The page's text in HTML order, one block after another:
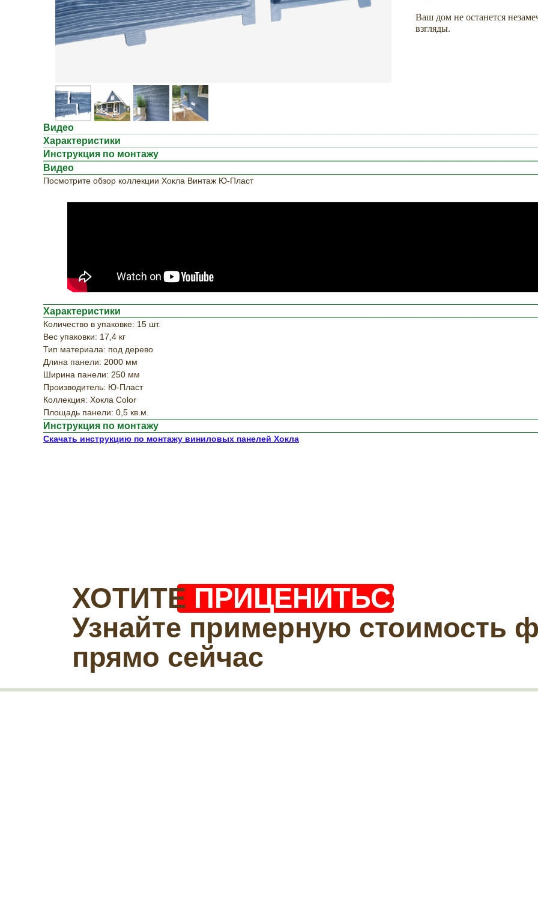
Ваш дом не останется
взгляды.
Видео
Характеристики
Инструкция по монтажу
Видео
Посмотрите обзор коллекции Хокла Винтаж Ю-Пласт
Характеристики
Количество в упаковке: 15 шт.
Вес упаковки: 17,4 кг
Тип материала: под дерево
Длина панели: 2000 мм
Ширина панели: 250 мм
Производитель: Ю-Пласт
Коллекция: Хокла Color
Площадь панели: 0,5 кв.м.
Инструкция по монтажу
Скачать инструкцию по монтажу виниловых панелей Хокла
ХОТИТЕ ПРИЦЕНИТЬСЯ?
Узнайте примерную стоимость
прямо сейчас